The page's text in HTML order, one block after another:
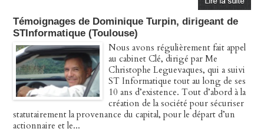
Témoignages de Dominique Turpin, dirigeant de
STInformatique (Toulouse)
Nous avons régulièrement fait appel
au cabinet Clé, dirigé par Me
Christophe Leguevaques, qui a suivi
ST Informatique tout au long de ses
10 ans d’existence. Tout d’abord à la
création de la société pour sécuriser
statutairement la provenance du capital, pour le départ d’un
actionnaire et le...